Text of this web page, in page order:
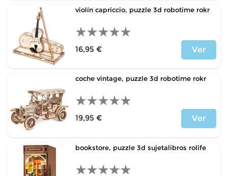
violín capriccio, puzzle 3d robotime rokr
16,95 €
Ver
coche vintage, puzzle 3d robotime rokr
19,95 €
Ver
bookstore, puzzle 3d sujetalibros rolife